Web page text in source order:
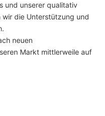
und unserer qualitativ
die Unterstützung und
neuen
Markt mittlerweile auf